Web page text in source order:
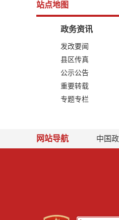
站点地图
政务资讯
发改要闻
县区传真
公示公告
重要转载
专题专栏
网站导航 中国